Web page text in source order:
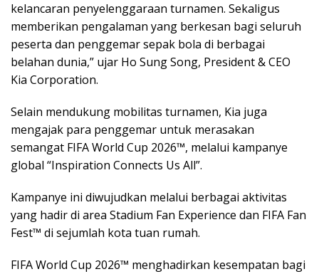
kelancaran penyelenggaraan turnamen. Sekaligus
memberikan pengalaman yang berkesan bagi seluruh
peserta dan penggemar sepak bola di berbagai
belahan dunia,” ujar Ho Sung Song, President & CEO
Kia Corporation.
Selain mendukung mobilitas turnamen, Kia juga
mengajak para penggemar untuk merasakan
semangat FIFA World Cup 2026™, melalui kampanye
global “Inspiration Connects Us All”.
Kampanye ini diwujudkan melalui berbagai aktivitas
yang hadir di area Stadium Fan Experience dan FIFA Fan
Fest™ di sejumlah kota tuan rumah.
FIFA World Cup 2026™ menghadirkan kesempatan bagi